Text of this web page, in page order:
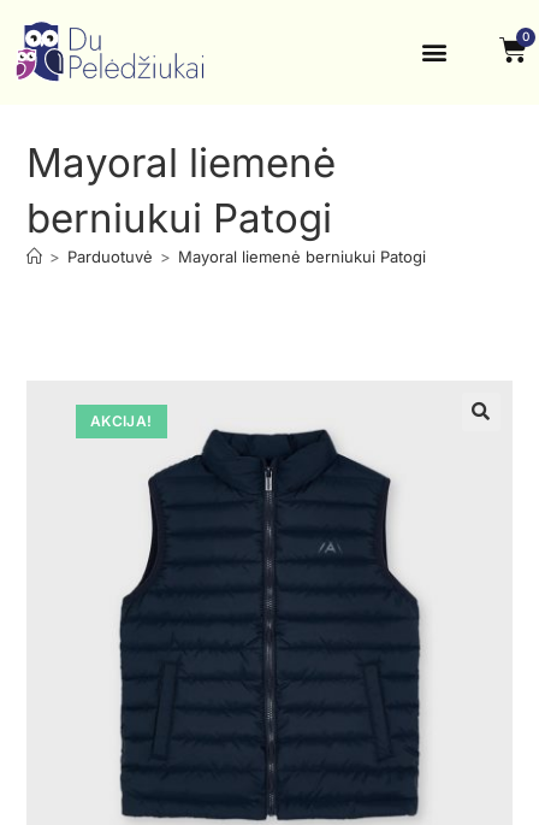
0
Mayoral liemenė
berniukui Patogi
> Parduotuvė > Mayoral liemenė berniukui Patogi
AKCIJA!